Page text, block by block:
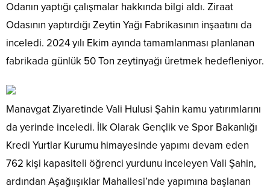
Odanın yaptığı çalışmalar hakkında bilgi aldı. Ziraat
Odasının yaptırdığı Zeytin Yağı Fabrikasının inşaatını da
inceledi. 2024 yılı Ekim ayında tamamlanması planlanan
fabrikada günlük 50 Ton zeytinyağı üretmek hedefleniyor.
Manavgat Ziyaretinde Vali Hulusi Şahin kamu yatırımlarını
da yerinde inceledi. İlk Olarak Gençlik ve Spor Bakanlığı
Kredi Yurtlar Kurumu himayesinde yapımı devam eden
762 kişi kapasiteli öğrenci yurdunu inceleyen Vali Şahin,
ardından Aşağıışıklar Mahallesi’nde yapımına başlanan